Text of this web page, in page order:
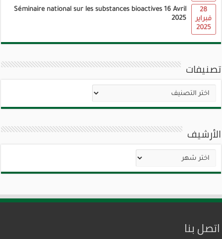
Séminaire national sur les substances bioactives 16 Avril
2025
28
فبراير
2025
تصنيفات
تصنيفات
الأرشيف
الأرشيف
اتصل بنا